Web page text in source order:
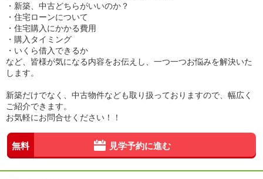
・新築、中古どちらがいいのか？
・住宅ローンについて
・住宅購入にかかる費用
・購入タイミング
・いくら借入できるか
など、皆様が気になる内容をお伝えし、一つ一つお悩みを解決いた
します。
新築だけでなく、中古物件なども取り扱っておりますので、幅広く
ご紹介できます。
お気軽にお問合せください！！
無料 見学予約に進む